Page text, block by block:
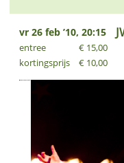
vr 26 feb ’10, 20:15
entree
kortingsprijs
€ 15,00
€ 10,00